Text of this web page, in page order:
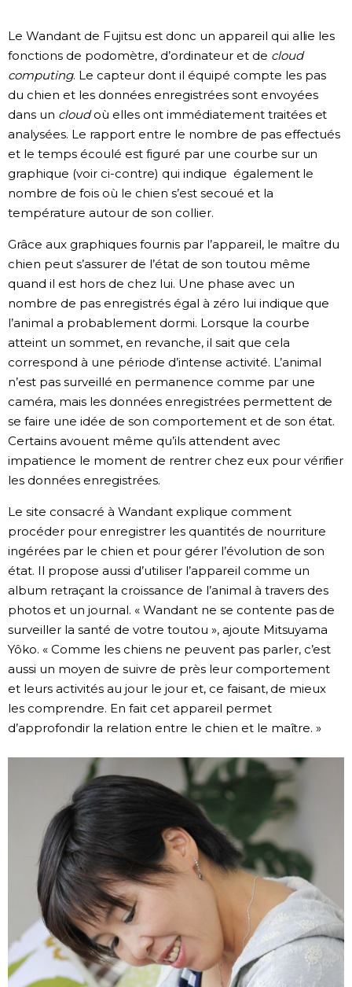
Le Wandant de Fujitsu est donc un appareil qui allie les
fonctions de podomètre, d’ordinateur et de cloud
computing. Le capteur dont il équipé compte les pas
du chien et les données enregistrées sont envoyées
dans un cloudoù elles ont immédiatement traitées et
analysées. Le rapport entre le nombre de pas effectués
et le temps écoulé est figuré par une courbe sur un
graphique (voir ci-contre) qui indique également le
nombre de fois où le chien s’est secoué et la
température autour de son collier.
Grâce aux graphiques fournis par l’appareil, le maître du
chien peut s’assurer de l’état de son toutou même
quand il est hors de chez lui. Une phase avec un
nombre de pas enregistrés égal à zéro lui indique que
l’animal a probablement dormi. Lorsque la courbe
atteint un sommet, en revanche, il sait que cela
correspond à une période d’intense activité. L’animal
n’est pas surveillé en permanence comme par une
caméra, mais les données enregistrées permettent de
se faire une idée de son comportement et de son état.
Certains avouent même qu’ils attendent avec
impatience le moment de rentrer chez eux pour vérifier
les données enregistrées.
Le site consacré à Wandant explique comment
procéder pour enregistrer les quantités de nourriture
ingérées par le chien et pour gérer l’évolution de son
état. Il propose aussi d’utiliser l’appareil comme un
album retraçant la croissance de l’animal à travers des
photos et un journal. « Wandant ne se contente pas de
surveiller la santé de votre toutou », ajoute Mitsuyama
Yôko. « Comme les chiens ne peuvent pas parler, c’est
aussi un moyen de suivre de près leur comportement
et leurs activités au jour le jour et, ce faisant, de mieux
les comprendre. En fait cet appareil permet
d’approfondir la relation entre le chien et le maître. »